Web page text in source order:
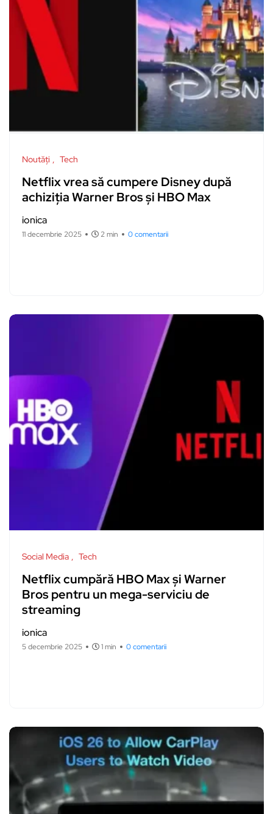
Noutăți Tech
Netflix vrea să cumpere Disney după
achiziția Warner Bros și HBO Max
ionica
11 decembrie 2025 2 min 0 comentarii
Social Media Tech
Netflix cumpără HBO Max și Warner
Bros pentru un mega-serviciu de
streaming
ionica
5 decembrie 2025 1 min 0 comentarii